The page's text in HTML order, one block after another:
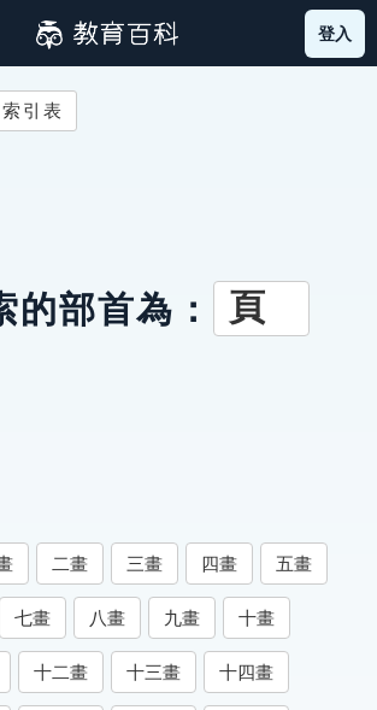
引
登入
引表
的部首為： 頁
二畫 三畫 四畫 五畫
七畫 八畫 九畫 十畫
十二畫 十三畫 十四畫